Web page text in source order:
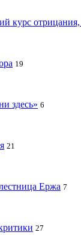
курс
19
здесь» 6
21
Ержа 7
27